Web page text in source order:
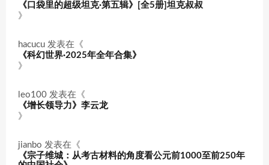
《口袋里的超级坦克·第五辑》[全5册]坦克叔叔
》
hacucu 发表在《
《科幻世界·2025年全年合集》
》
leo100 发表在《
《增长领导力》李云龙
》
jianbo 发表在《
《宗子维城：从考古材料的角度看公元前1000至前250年